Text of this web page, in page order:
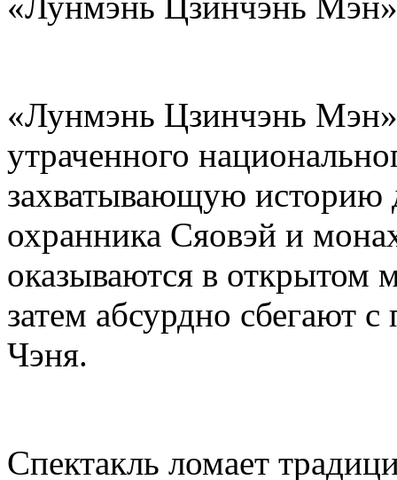
«Лунмэнь Цзинчэнь
утраченного
захватывающую
охранника Сяовэй и
оказываются в открытом
затем абсурдно сбегают
Чэня.
Спектакль ломает